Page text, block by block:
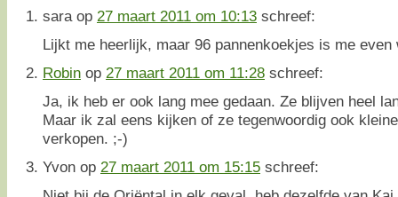
sara op 27 maart 2011 om 10:13 schreef:
Lijkt me heerlijk, maar 96 pannenkoekjes is me
Robin op 27 maart 2011 om 11:28 schreef:
Ja, ik heb er ook lang mee gedaan. Ze blijven heel
Maar ik zal eens kijken of ze tegenwoordig ook
verkopen. ;-)
Yvon op 27 maart 2011 om 15:15 schreef: